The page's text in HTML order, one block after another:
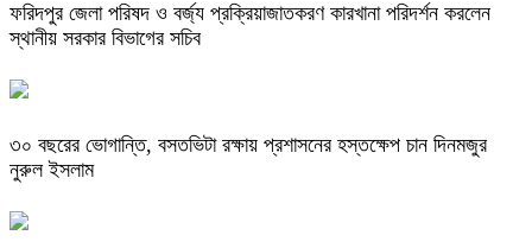
ফরিদপুর জেলা পরিষদ ও বর্জ্য প্রক্রিয়াজাতকরণ কারখানা পরিদর্শন করলেন
স্থানীয় সরকার বিভাগের সচিব
৩০ বছরের ভোগান্তি, বসতভিটা রক্ষায় প্রশাসনের হস্তক্ষেপ চান দিনমজুর
নুরুল ইসলাম